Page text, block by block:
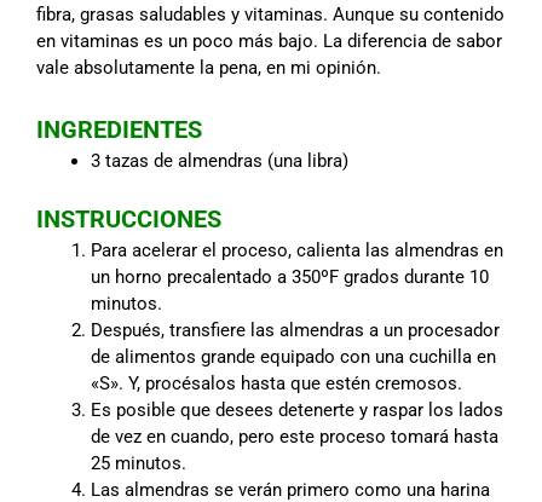
fibra, grasas saludables y vitaminas. Aunque su contenido
en vitaminas es un poco más bajo. La diferencia de sabor
vale absolutamente la pena, en mi opinión.
INGREDIENTES
3 tazas de almendras (una libra)
INSTRUCCIONES
Para acelerar el proceso, calienta las almendras en
un horno precalentado a 350ºF grados durante 10
minutos.
Después, transfiere las almendras a un procesador
de alimentos grande equipado con una cuchilla en
«S». Y, procésalos hasta que estén cremosos.
Es posible que desees detenerte y raspar los lados
de vez en cuando, pero este proceso tomará hasta
25 minutos.
Las almendras se verán primero como una harina